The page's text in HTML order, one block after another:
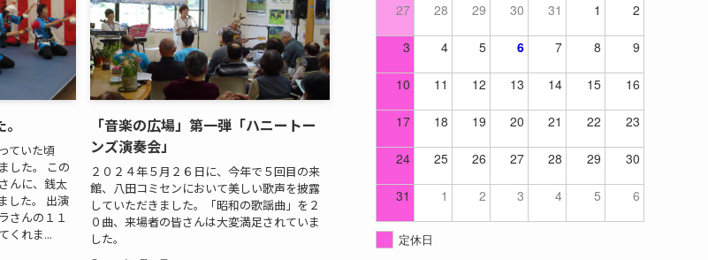
ていた頃
した。 この
んに、銭太
した。 出演
さんの１１
くれま...
「音楽の広場」第一弾「ハニートー
ンズ演奏会」
２０２４年５月２６日に、今年で５回目の来
館、八田コミセンにおいて美しい歌声を披露
していただきました。「昭和の歌謡曲」を２
０曲、来場者の皆さんは大変満足されていま
した。
27 28 29 30 31 1 2
3 4 5 6 7 8 9
10 11 12 13 14 15 16
17 18 19 20 21 22 23
24 25 26 27 28 29 30
31 1 2 3 4 5 6
定休日